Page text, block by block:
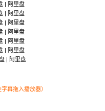
| 阿里盘
| 阿里盘
| 阿里盘
| 阿里盘
| 阿里盘
| 阿里盘
| 阿里盘
幕拖入播放器）